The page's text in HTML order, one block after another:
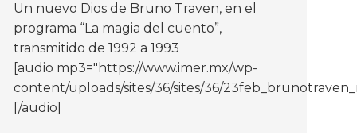
Un nuevo Dios de Bruno Traven, en el
programa “La magia del cuento”,
transmitido de 1992 a 1993
[audio mp3="https://www.imer.mx/wp-
content/uploads/sites/36/sites/36/
[/audio]